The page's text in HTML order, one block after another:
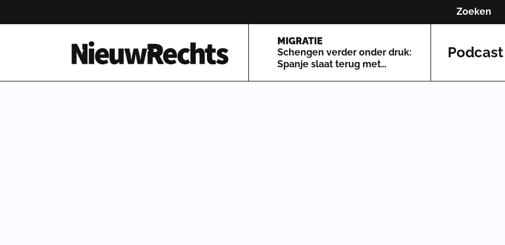
Zoeken
Homepage van NieuwRechts
MIGRATIE
Schengen verder onder druk:
Spanje slaat terug met
Podcast